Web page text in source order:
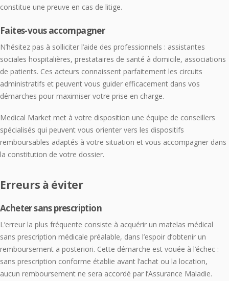
constitue une preuve en cas de litige.
Faites-vous accompagner
N’hésitez pas à solliciter l’aide des professionnels : assistantes
sociales hospitalières, prestataires de santé à domicile, associations
de patients. Ces acteurs connaissent parfaitement les circuits
administratifs et peuvent vous guider efficacement dans vos
démarches pour maximiser votre prise en charge.
Medical Market met à votre disposition une équipe de conseillers
spécialisés qui peuvent vous orienter vers les dispositifs
remboursables adaptés à votre situation et vous accompagner dans
la constitution de votre dossier.
Erreurs à éviter
Acheter sans prescription
L’erreur la plus fréquente consiste à acquérir un matelas médical
sans prescription médicale préalable, dans l’espoir d’obtenir un
remboursement a posteriori. Cette démarche est vouée à l’échec :
sans prescription conforme établie avant l’achat ou la location,
aucun remboursement ne sera accordé par l’Assurance Maladie.